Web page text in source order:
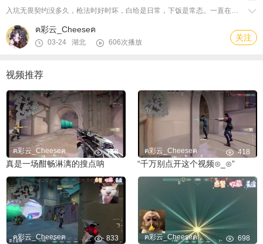
入坑无畏契约没多久，枪法时好时坏，白给是日常，下饭是常态。一直在努力练枪、学着不慌，慢慢变强。很幸运遇到一群能一起笑、一起坑、一起翻盘的朋友，有你们才不孤单。继续加油，争取少送多C，早日摆脱新手标签！
ฅ彩云_Cheeseฅ
03-24 湖北 606次播放 关注
视频推荐
ฅ彩云_Cheeseฅ 153
真是一场酣畅淋漓的搜点呐
ฅ彩云_Cheeseฅ 418
“千万别点开这个视频⊙_⊙”
ฅ彩云_Cheeseฅ 833 ฅ彩云_Cheeseฅ 698